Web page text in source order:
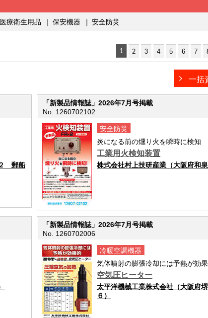
医療衛生用品 ｜ 保安機器 ｜ 安全防災
1 2 3 4 5 6 7
一括
２ 郵船
「新製品情報誌」2026年7月号掲載
No. 1260702102
安全防災
炎になる前の燻り火を瞬時に検知
工業用火検知装置
株式会社村上技研産業（大阪府和
「新製品情報誌」2026年7月号掲載
No. 1260702006
冷暖空調機器
気体噴射の膨張冷却には予熱が効
空気圧ヒーター
太平洋機械工業株式会社（大阪府
６）